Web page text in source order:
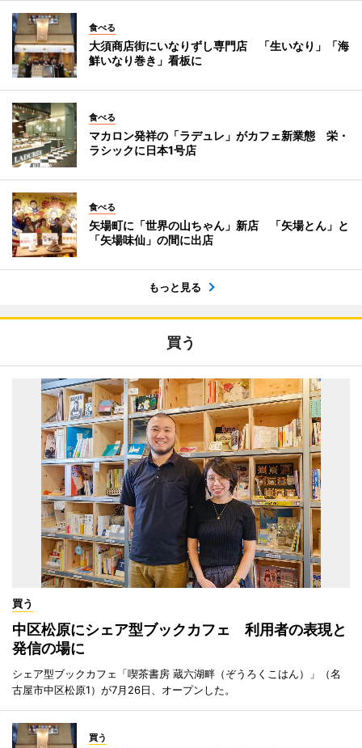
食べる
大須商店街にいなりずし専門店 「生いなり」「海
鮮いなり巻き」看板に
食べる
マカロン発祥の「ラデュレ」がカフェ新業態 栄・
ラシックに日本1号店
食べる
矢場町に「世界の山ちゃん」新店 「矢場とん」と
「矢場味仙」の間に出店
もっと見る
買う
買う
中区松原にシェア型ブックカフェ 利用者の表現と
発信の場に
シェア型ブックカフェ「喫茶書房 蔵六湖畔（ぞうろくこはん）」（名
古屋市中区松原1）が7月26日、オープンした。
買う